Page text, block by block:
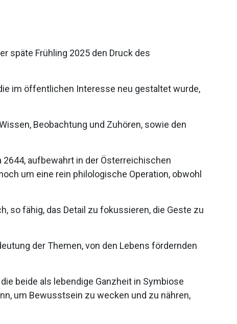
späte Frühling 2025 den Druck des
im öffentlichen Interesse neu gestaltet wurde,
Beobachtung und Zuhören, sowie den
aufbewahrt in der Österreichischen
um eine rein philologische Operation, obwohl
so fähig, das Detail zu fokussieren, die Geste zu
der Themen, von den Lebens fördernden
beide als lebendige Ganzheit in Symbiose
um Bewusstsein zu wecken und zu nähren,